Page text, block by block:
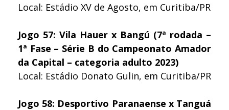
Local: Estádio XV de Agosto, em Curitiba/PR
Jogo 57: Vila Hauer x Bangú (7ª rodada –
1ª Fase – Série B do Campeonato Amador
da Capital – categoria adulto 2023)
Local: Estádio Donato Gulin, em Curitiba/PR
Jogo 58: Desportivo Paranaense x Tanguá